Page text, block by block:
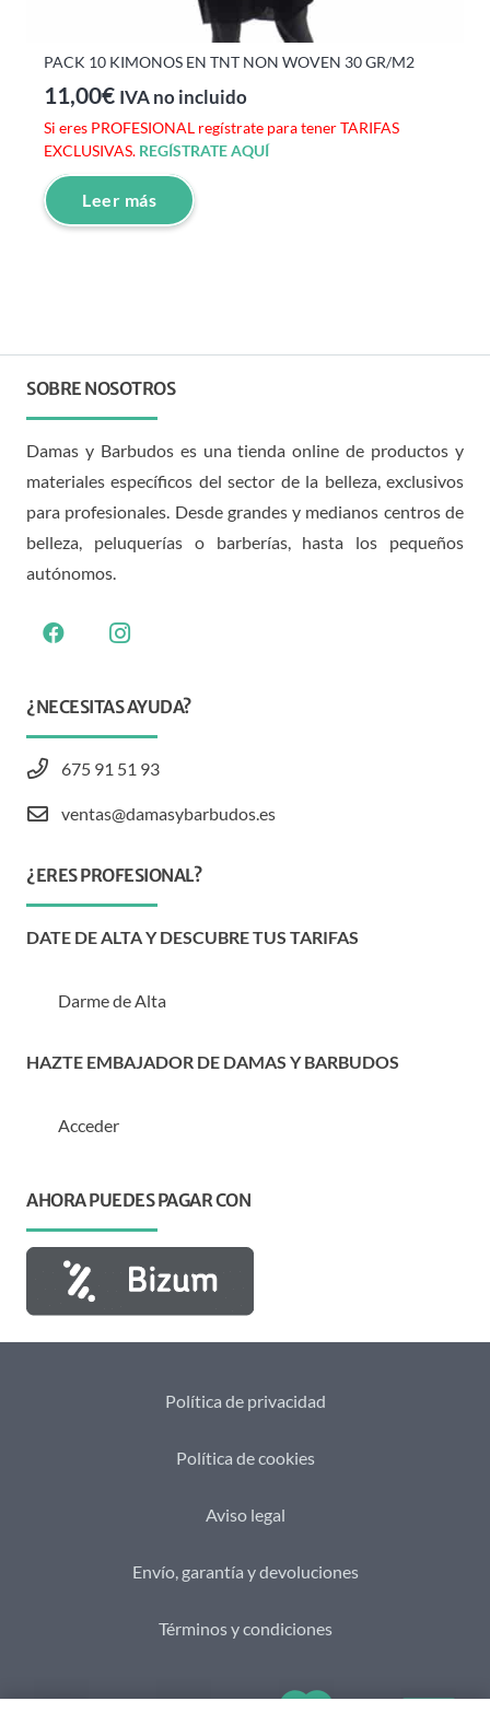
PACK 10 KIMONOS EN TNT NON WOVEN 30 GR/M2
11,00€ IVA no incluido
Si eres PROFESIONAL regístrate para tener TARIFAS
EXCLUSIVAS. REGÍSTRATE AQUÍ
Leer más
SOBRE NOSOTROS
Damas y Barbudos es una tienda online de productos y
materiales específicos del sector de la belleza, exclusivos
para profesionales. Desde grandes y medianos centros de
belleza, peluquerías o barberías, hasta los pequeños
autónomos.
¿NECESITAS AYUDA?
675 91 51 93
ventas@damasybarbudos.es
¿ERES PROFESIONAL?
DATE DE ALTA Y DESCUBRE TUS TARIFAS
Darme de Alta
HAZTE EMBAJADOR DE DAMAS Y BARBUDOS
Acceder
AHORA PUEDES PAGAR CON
Política de privacidad
Política de cookies
Aviso legal
Envío, garantía y devoluciones
Términos y condiciones